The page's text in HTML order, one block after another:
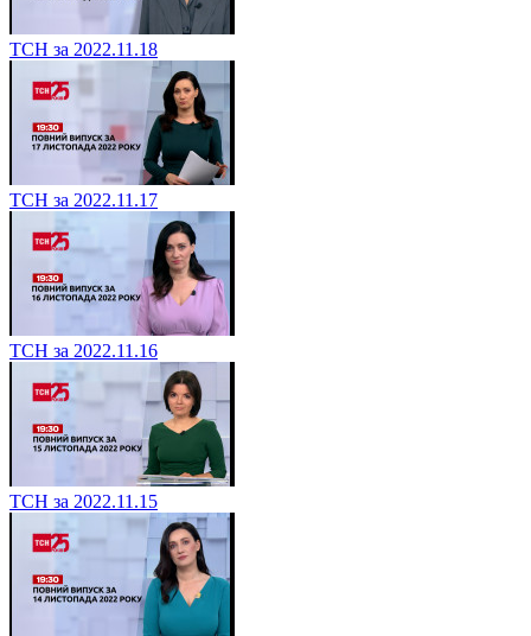
ТСН за 2022.11.18
ТСН за 2022.11.17
ТСН за 2022.11.16
ТСН за 2022.11.15